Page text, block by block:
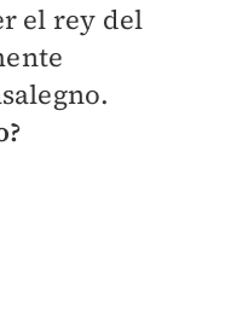
el rey del